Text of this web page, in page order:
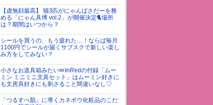
【虚無顔最高】 猫3匹がにゃんばさだーを務
める「にゃん具博 vol.2」が開催決定🐈場所
は？期間はいつから？
シールを買うの、もう疲れた…！ならば毎月
1100円でシールが届くサブスクで新しい楽し
み方をしてみない？
小さなお道具箱みたい✏️InRedの付録「ムー
ミン ミニミニ文具セット」はムーミン好きに
も文房具好きにも刺さること間違いなし♡
「つるすべ肌」に導くカネボウ化粧品のこだ